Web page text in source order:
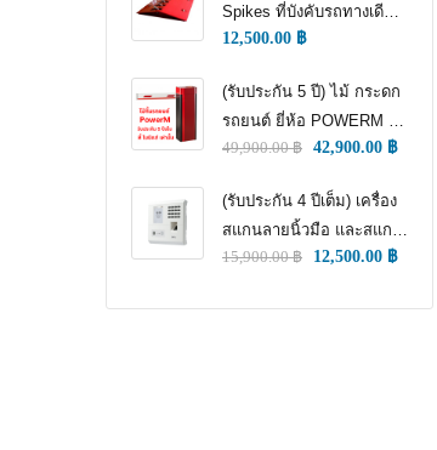
Spikes ที่บังคับรถทางเดียว
(ONE WAY TRAFFIC
ล้อ)
12,500.00 ฿
(รับประกัน 5 ปี) ไม้ กระดก
รถยนต์ ยี่ห้อ POWERM รุ่น
9000 ทนทานสูงที่สุด อึด
49,900.00฿ 42,900.00 ฿
(รับประกัน 4 ปีเต็ม) เครื่อง
สแกนลายนิ้วมือ และสแกน
ใบหน้า สำหรับลงเวลา
15,900.00฿ 12,500.00 ฿